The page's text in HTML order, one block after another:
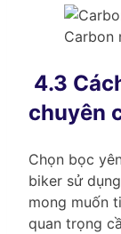
Carbon
4.3
chuyên
Chọn bọc
biker sử
mong muốn
quan trọng